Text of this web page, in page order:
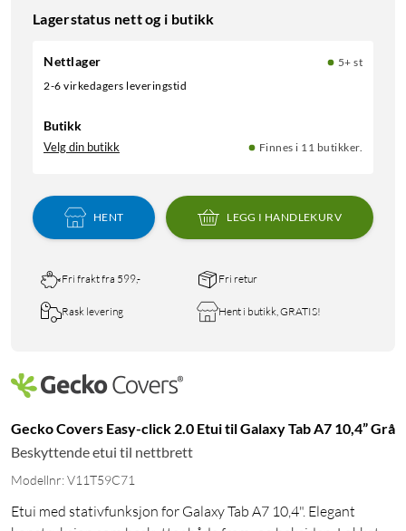
Lagerstatus nett og i butikk
Nettlager
5+ st
2-6 virkedagers leveringstid
Butikk
Velg din butikk Finnes i 11 butikker.
HENT LEGG I HANDLEKURV
Fri frakt fra 599,- Fri retur
Rask levering Hent i butikk, GRATIS!
Gecko Covers Easy-click 2.0 Etui til Galaxy Tab A7 10,4” Grå
Beskyttende etui til nettbrett
Modellnr: V11T59C71
Etui med stativfunksjon for Galaxy Tab A7 10,4". Elegant